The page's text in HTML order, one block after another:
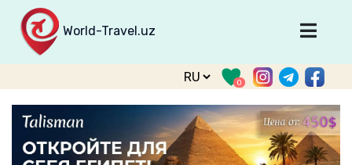
World-Travel.uz
Главная
Направления
Туры
Тур. фирмы
0